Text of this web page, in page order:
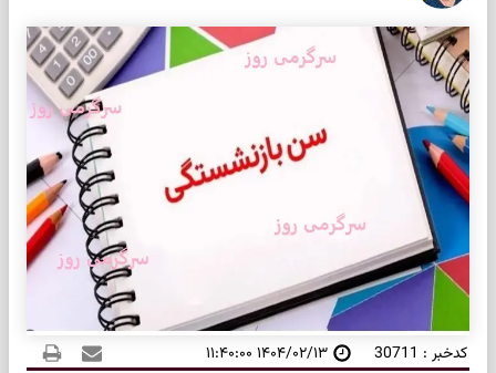
کدخبر : 30711 ۱۴۰۴/۰۲/۱۳ ۱۱:۴۰:۰۰